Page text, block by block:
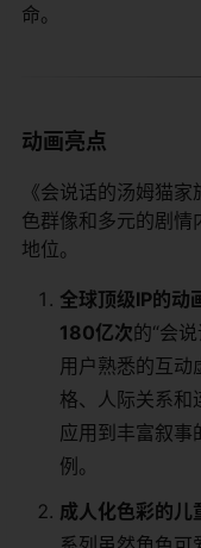
命。
动画亮点
《会说话的汤姆猫
色群像和多元的剧情
地位。
全球顶级IP的动
180亿次的“会
用户熟悉的互动
格、人际关系和
应用到丰富叙事
例。
成人化色彩的儿